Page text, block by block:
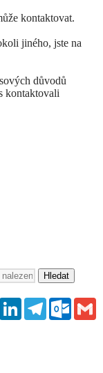
kontaktovat.
jiného, ​​jste na
důvodů
kontaktovali
TwitterLinkedInTelegram